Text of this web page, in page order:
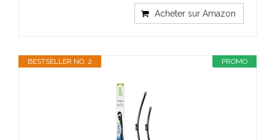
Acheter sur Amazon
PROMO
BESTSELLER NO. 2